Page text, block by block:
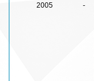
2005 -